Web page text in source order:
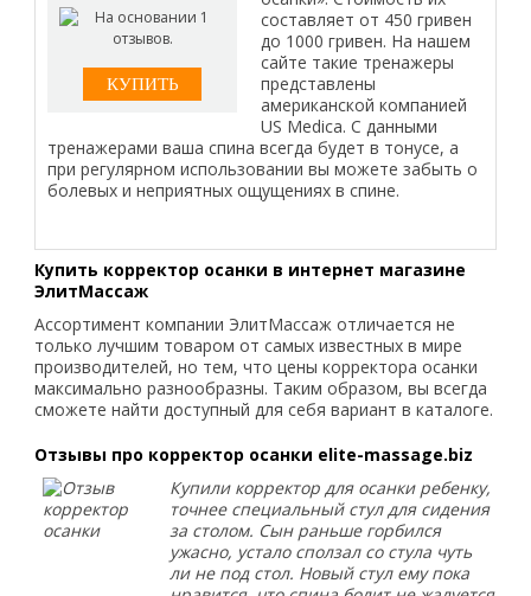
составляет от 450 гривен
до 1000 гривен. На нашем
сайте такие тренажеры
представлены
американской компанией
US Medica. С данными
тренажерами ваша спина всегда будет в тонусе, а
при регулярном использовании вы можете забыть о
болевых и неприятных ощущениях в спине.
Купить корректор осанки в интернет магазине
ЭлитМассаж
Ассортимент компании ЭлитМассаж отличается не
только лучшим товаром от самых известных в мире
производителей, но тем, что цены корректора осанки
максимально разнообразны. Таким образом, вы всегда
сможете найти доступный для себя вариант в каталоге.
Отзывы про корректор осанки elite-massage.biz
Купили корректор для осанки ребенку,
точнее специальный стул для сидения
за столом. Сын раньше горбился
ужасно, устало сползал со стула чуть
ли не под стол. Новый стул ему пока